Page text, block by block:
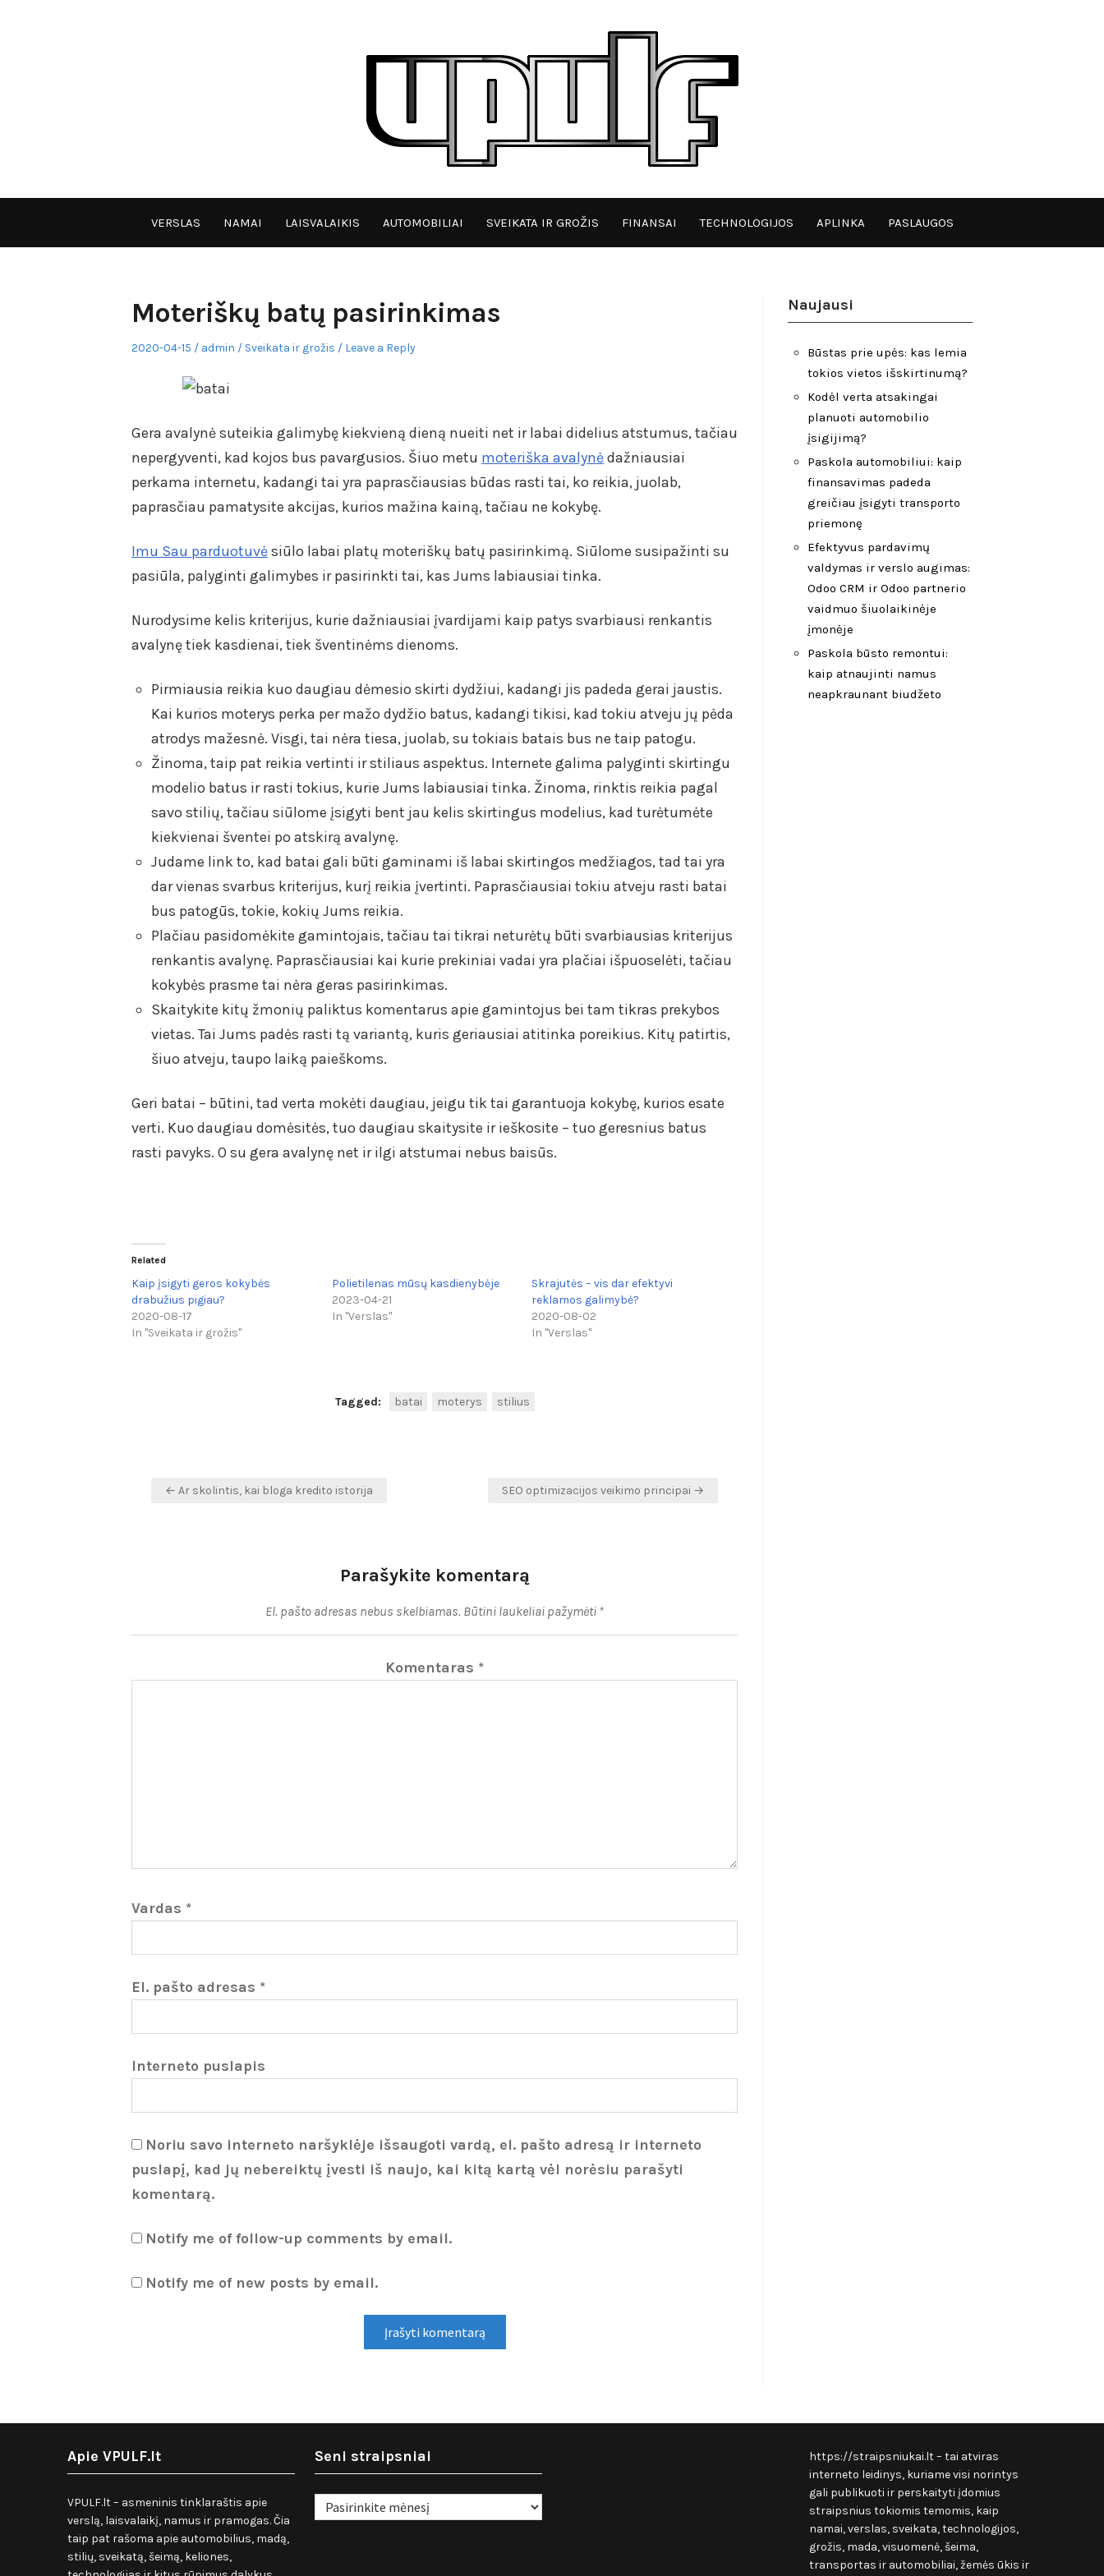
VPULF
VERSLAS NAMAI LAISVALAIKIS AUTOMOBILIAI SVEIKATA IR GROŽIS FINANSAI TECHNOLOGIJOS APLINKA PASLAUGOS
Moteriškų batų pasirinkimas
Posted
2020-04-15 Author
admin
Posted
Sveikata ir grožis Leave a Reply
Gera avalynė suteikia galimybę kiekvieną dieną nueiti net ir labai didelius atstumus, tačiau
nepergyventi, kad kojos bus pavargusios. Šiuo metu moteriška avalynėdažniausiai
perkama internetu, kadangi tai yra paprasčiausias būdas rasti tai, ko reikia, juolab,
paprasčiau pamatysite akcijas, kurios mažina kainą, tačiau ne kokybę.
Imu Sau parduotuvėsiūlo labai platų moteriškų batų pasirinkimą. Siūlome susipažinti su
pasiūla, palyginti galimybes ir pasirinkti tai, kas Jums labiausiai tinka.
Nurodysime kelis kriterijus, kurie dažniausiai įvardijami kaip patys svarbiausi renkantis
avalynę tiek kasdienai, tiek šventinėms dienoms.
Pirmiausia reikia kuo daugiau dėmesio skirti dydžiui, kadangi jis padeda gerai jaustis.
Kai kurios moterys perka per mažo dydžio batus, kadangi tikisi, kad tokiu atveju jų pėda
atrodys mažesnė. Visgi, tai nėra tiesa, juolab, su tokiais batais bus ne taip patogu.
Žinoma, taip pat reikia vertinti ir stiliaus aspektus. Internete galima palyginti skirtingu
modelio batus ir rasti tokius, kurie Jums labiausiai tinka. Žinoma, rinktis reikia pagal
savo stilių, tačiau siūlome įsigyti bent jau kelis skirtingus modelius, kad turėtumėte
kiekvienai šventei po atskirą avalynę.
Judame link to, kad batai gali būti gaminami iš labai skirtingos medžiagos, tad tai yra
dar vienas svarbus kriterijus, kurį reikia įvertinti. Paprasčiausiai tokiu atveju rasti batai
bus patogūs, tokie, kokių Jums reikia.
Plačiau pasidomėkite gamintojais, tačiau tai tikrai neturėtų būti svarbiausias kriterijus
renkantis avalynę. Paprasčiausiai kai kurie prekiniai vadai yra plačiai išpuoselėti, tačiau
kokybės prasme tai nėra geras pasirinkimas.
Skaitykite kitų žmonių paliktus komentarus apie gamintojus bei tam tikras prekybos
vietas. Tai Jums padės rasti tą variantą, kuris geriausiai atitinka poreikius. Kitų patirtis,
šiuo atveju, taupo laiką paieškoms.
Geri batai – būtini, tad verta mokėti daugiau, jeigu tik tai garantuoja kokybę, kurios esate
verti. Kuo daugiau domėsitės, tuo daugiau skaitysite ir ieškosite – tuo geresnius batus
rasti pavyks. O su gera avalynę net ir ilgi atstumai nebus baisūs.
Related
Kaip įsigyti geros kokybės
drabužius pigiau?
2020-08-17
In "Sveikata ir grožis"
Polietilenas mūsų kasdienybėje
2023-04-21
In "Verslas"
Skrajutės – vis dar efektyvi
reklamos galimybė?
2020-08-02
In "Verslas"
Tagged: batai moterys stilius
Navigacija
← Ar skolintis, kai bloga kredito istorija SEO optimizacijos veikimo principai →
Parašykite komentarą
El. pašto adresas nebus skelbiamas. Būtini laukeliai pažymėti *
Komentaras *
Vardas *
El. pašto adresas *
Interneto puslapis
Noriu savo interneto naršyklėje išsaugoti vardą, el. pašto adresą ir interneto
puslapį, kad jų nebereiktų įvesti iš naujo, kai kitą kartą vėl norėsiu parašyti
komentarą.
Notify me of follow-up comments by email.
Notify me of new posts by email.
Naujausi
Būstas prie upės: kas lemia
tokios vietos išskirtinumą?
Kodėl verta atsakingai
planuoti automobilio
įsigijimą?
Paskola automobiliui: kaip
finansavimas padeda
greičiau įsigyti transporto
priemonę
Efektyvus pardavimų
valdymas ir verslo augimas:
Odoo CRM ir Odoo partnerio
vaidmuo šiuolaikinėje
įmonėje
Paskola būsto remontui:
kaip atnaujinti namus
neapkraunant biudžeto
Apie VPULF.lt
VPULF.lt – asmeninis tinklaraštis apie
verslą, laisvalaikį, namus ir pramogas. Čia
taip pat rašoma apie automobilius, madą,
stilių, sveikatą, šeimą, keliones,
Seni straipsniai
Seni
straipsniai
https://straipsniukai.lt– tai atviras
interneto leidinys, kuriame visi norintys
gali publikuoti ir perskaityti įdomius
straipsnius tokiomis temomis, kaip
namai, verslas, sveikata, technologijos,
grožis, mada, visuomenė, šeima,
transportas ir automobiliai, žemės ūkis ir